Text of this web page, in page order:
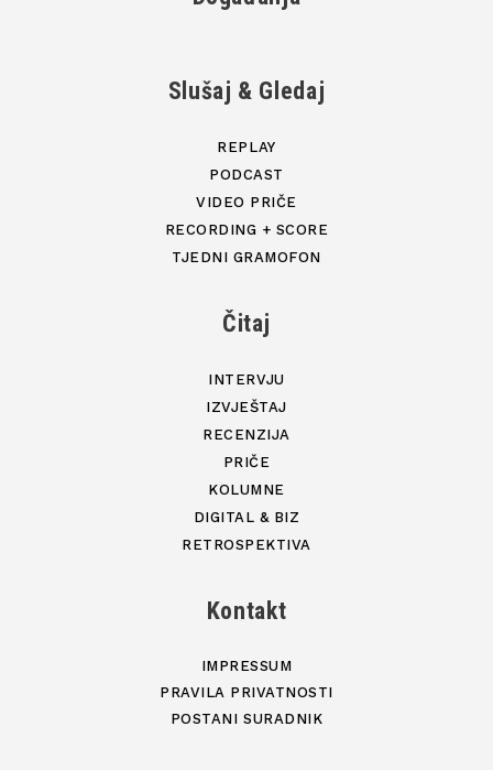
Slušaj & Gledaj
REPLAY
PODCAST
VIDEO PRIČE
RECORDING + SCORE
TJEDNI GRAMOFON
Čitaj
INTERVJU
IZVJEŠTAJ
RECENZIJA
PRIČE
KOLUMNE
DIGITAL & BIZ
RETROSPEKTIVA
Kontakt
IMPRESSUM
PRAVILA PRIVATNOSTI
POSTANI SURADNIK